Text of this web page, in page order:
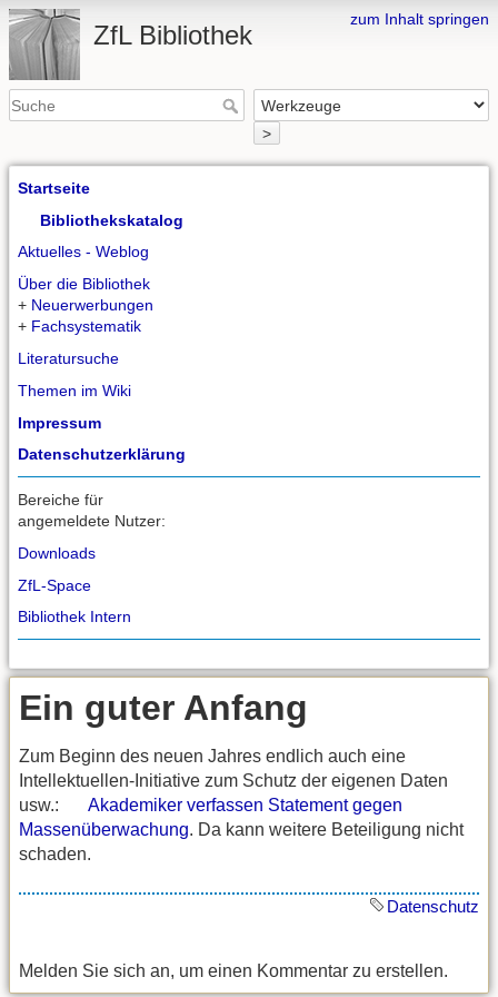
zum Inhalt springen
ZfL Bibliothek
>
Startseite
Bibliothekskatalog
Aktuelles - Weblog
Über die Bibliothek
+ Neuerwerbungen
+ Fachsystematik
Literatursuche
Themen im Wiki
Impressum
Datenschutzerklärung
Bereiche für
angemeldete Nutzer:
Downloads
ZfL-Space
Bibliothek Intern
Ein guter Anfang
Zum Beginn des neuen Jahres endlich auch eine
Intellektuellen-Initiative zum Schutz der eigenen Daten
usw.:
Akademiker verfassen Statement gegen
Massenüberwachung. Da kann weitere Beteiligung nicht
schaden.
Datenschutz
Melden Sie sich an, um einen Kommentar zu erstellen.